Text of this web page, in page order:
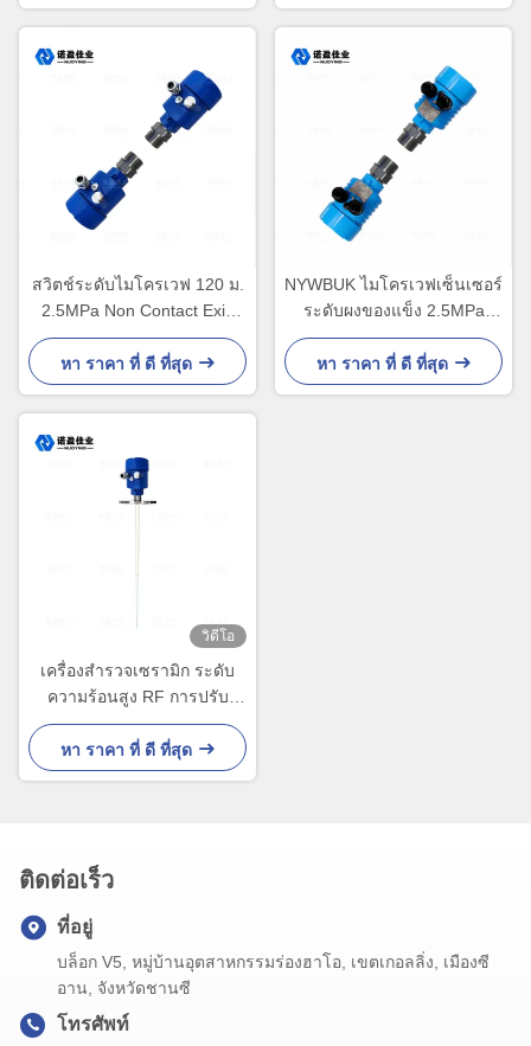
สวิตช์ระดับไมโครเวฟ 120 ม.
2.5MPa Non Contact Exia
IICT6
หา ราคา ที่ ดี ที่สุด
NYWBUK ไมโครเวฟเซ็นเซอร์
ระดับผงของแข็ง 2.5MPa
IP67
หา ราคา ที่ ดี ที่สุด
วิดีโอ
เครื่องสํารวจเซรามิก ระดับ
ความร้อนสูง RF การปรับ
ระดับการเข้า 500mm เครื่อง
ตรวจจับระดับ
หา ราคา ที่ ดี ที่สุด
ติดต่อเร็ว
ที่อยู่
บล็อก V5, หมู่บ้านอุตสาหกรรมร่องฮาโอ, เขตเกอลลิ่ง, เมืองซี
อาน, จังหวัดชานซี
โทรศัพท์